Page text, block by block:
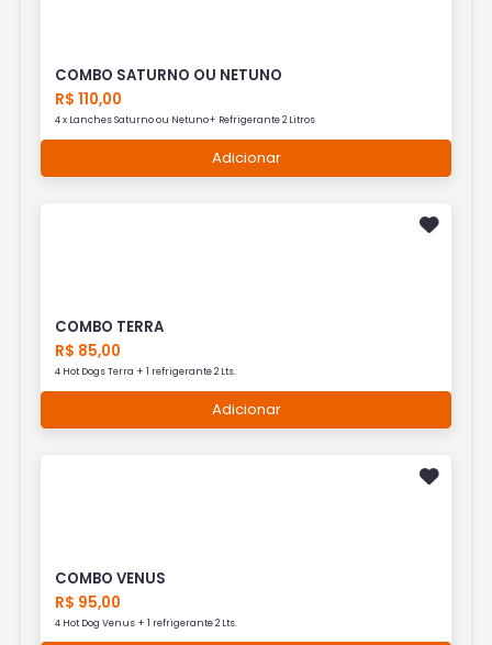
COMBO SATURNO OU NETUNO
R$ 110,00
4 x Lanches Saturno ou Netuno+ Refrigerante 2 Litros
Adicionar
COMBO TERRA
R$ 85,00
4 Hot Dogs Terra + 1 refrigerante 2 Lts.
Adicionar
COMBO VENUS
R$ 95,00
4 Hot Dog Venus + 1 refrigerante 2 Lts.